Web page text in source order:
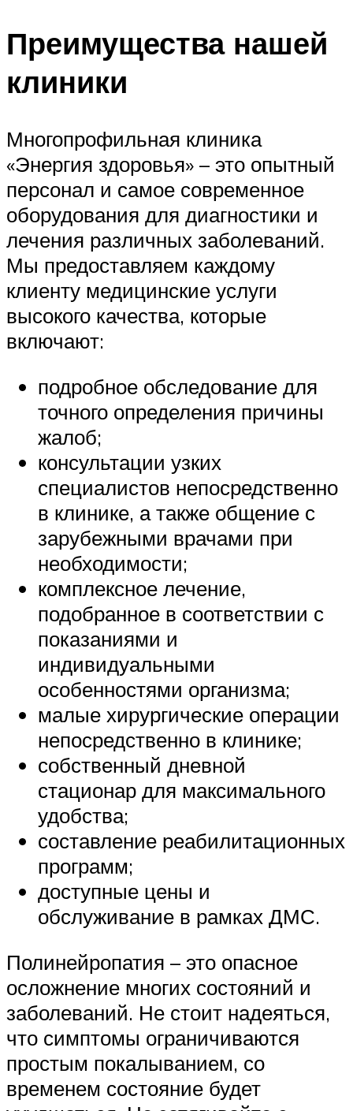
Преимущества нашей
клиники
Многопрофильная клиника
«Энергия здоровья» – это опытный
персонал и самое современное
оборудования для диагностики и
лечения различных заболеваний.
Мы предоставляем каждому
клиенту медицинские услуги
высокого качества, которые
включают:
подробное обследование для
точного определения причины
жалоб;
консультации узких
специалистов непосредственно
в клинике, а также общение с
зарубежными врачами при
необходимости;
комплексное лечение,
подобранное в соответствии с
показаниями и
индивидуальными
особенностями организма;
малые хирургические операции
непосредственно в клинике;
собственный дневной
стационар для максимального
удобства;
составление реабилитационных
программ;
доступные цены и
обслуживание в рамках ДМС.
Полинейропатия – это опасное
осложнение многих состояний и
заболеваний. Не стоит надеяться,
что симптомы ограничиваются
простым покалыванием, со
временем состояние будет